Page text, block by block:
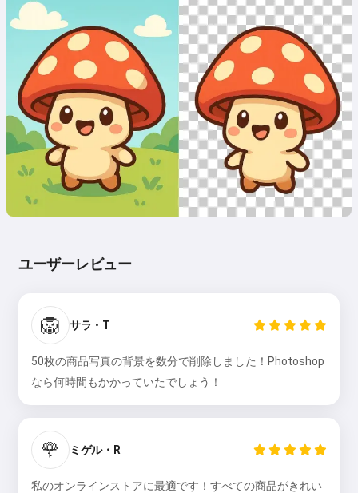
ユーザーレビュー
🦁 サラ・T
50枚の商品写真の背景を数分で削除しました！Photoshop
なら何時間もかかっていたでしょう！
🌹 ミゲル・R
私のオンラインストアに最適です！すべての商品がきれい